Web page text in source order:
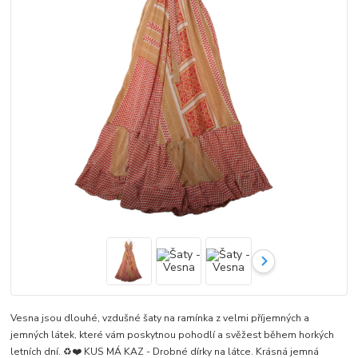
Vesna jsou dlouhé, vzdušné šaty na ramínka z velmi příjemných a
jemných látek, které vám poskytnou pohodlí a svěžest během horkých
letních dní. ♻️❤️ KUS MÁ KAZ - Drobné dírky na látce. Krásná jemná